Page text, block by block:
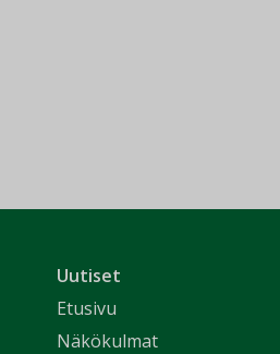
Uutiset
Etusivu
Näkökulmat